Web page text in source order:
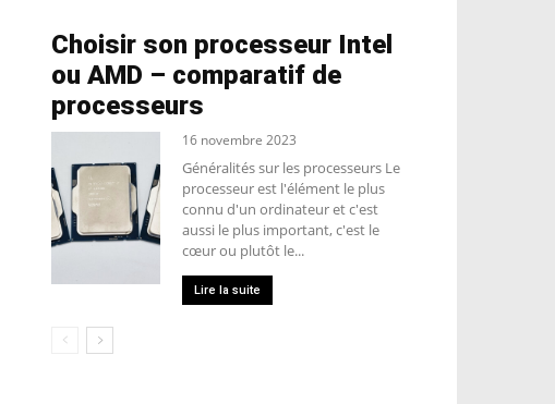
Choisir son processeur Intel
ou AMD – comparatif de
processeurs
16 novembre 2023
Généralités sur les processeurs Le
processeur est l'élément le plus
connu d'un ordinateur et c'est
aussi le plus important, c'est le
cœur ou plutôt le...
Lire la suite